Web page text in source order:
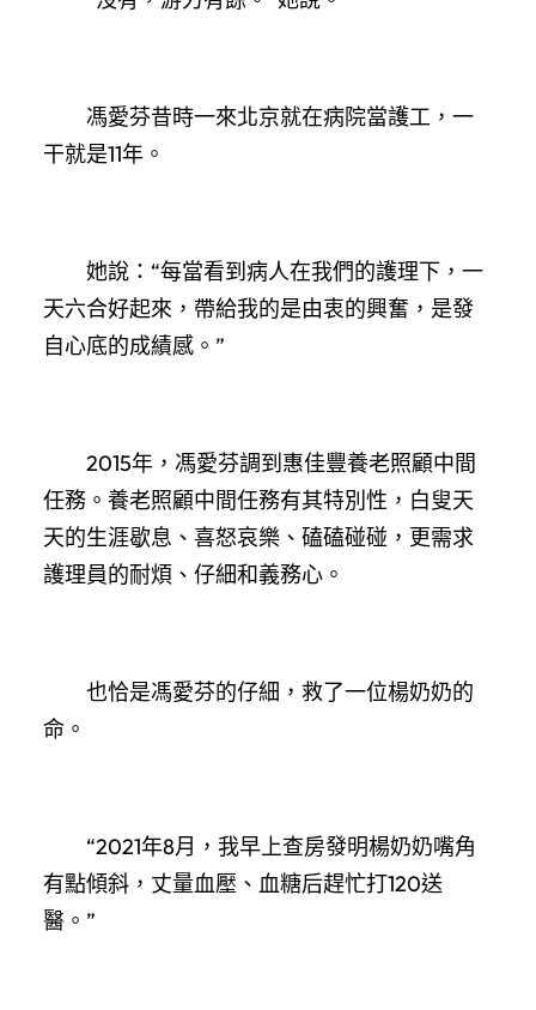
馮愛芬昔時一來北京就在病院當護工，一
干就是11年。
她說：“每當看到病人在我們的護理下，一
天六合好起來，帶給我的是由衷的興奮，是發
自心底的成績感。”
2015年，馮愛芬調到惠佳豐養老照顧中間
任務。養老照顧中間任務有其特別性，白叟天
天的生涯歇息、喜怒哀樂、磕磕碰碰，更需求
護理員的耐煩、仔細和義務心。
也恰是馮愛芬的仔細，救了一位楊奶奶的
命。
“2021年8月，我早上查房發明楊奶奶嘴角
有點傾斜，丈量血壓、血糖后趕忙打120送
醫。”